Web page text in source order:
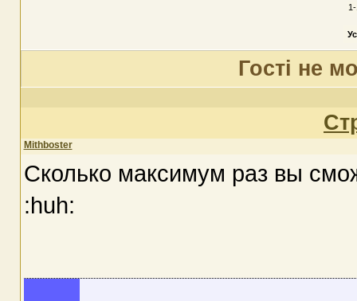
Гості не
Mithboster
Сколько максимум раз вы
:huh: